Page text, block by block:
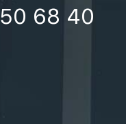
68 40